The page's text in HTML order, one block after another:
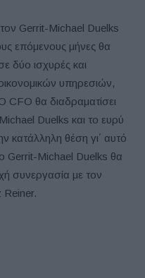
Gerrit-Michael Duelks
επόμενους μήνες θα
δύο ισχυρές και
υπηρεσιών,
CFO θα διαδραματίσει
Duelks και το ευρύ
κατάλληλη θέση γι΄ αυτό
Gerrit-Michael Duelks θα
συνεργασία με τον